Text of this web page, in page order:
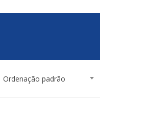
Ordenação padrão